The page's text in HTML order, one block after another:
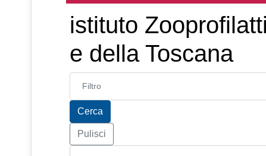
istituto
e della Toscana
Inserisci parte del titolo
Cerca
Pulisci